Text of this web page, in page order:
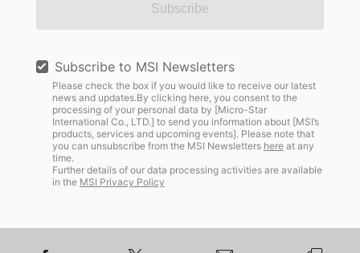
Subscribe
Subscribe to MSI Newsletters
Please check the box if you would like to receive our latest
news and updates.By clicking here, you consent to the
processing of your personal data by [Micro-Star
International Co., LTD.] to send you information about [MSI’s
products, services and upcoming events]. Please note that
you can unsubscribe from the MSI Newsletters hereat any
time.
Further details of our data processing activities are available
in the MSI Privacy Policy